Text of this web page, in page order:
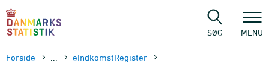
sidens
SØG MENU
Forside eIndkomstRegister